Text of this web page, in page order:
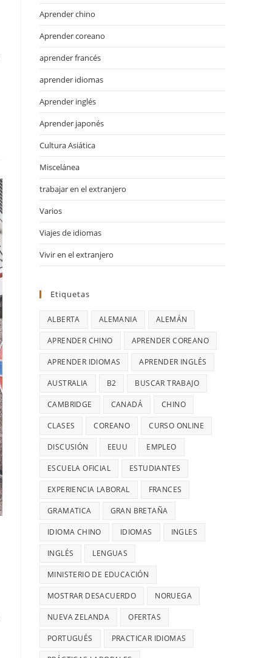
Aprender chino
Aprender coreano
aprender francés
aprender idiomas
Aprender inglés
Aprender japonés
Cultura Asiática
Miscelánea
trabajar en el extranjero
Varios
Viajes de idiomas
Vivir en el extranjero
Etiquetas
ALBERTA ALEMANIA ALEMÁN
APRENDER CHINO APRENDER COREANO
APRENDER IDIOMAS APRENDER INGLÉS
AUSTRALIA B2 BUSCAR TRABAJO
CAMBRIDGE CANADÁ CHINO
CLASES COREANO CURSO ONLINE
DISCUSIÓN EEUU EMPLEO
ESCUELA OFICIAL ESTUDIANTES
EXPERIENCIA LABORAL FRANCES
GRAMATICA GRAN BRETAÑA
IDIOMA CHINO IDIOMAS INGLES
INGLÉS LENGUAS
MINISTERIO DE EDUCACIÓN
MOSTRAR DESACUERDO NORUEGA
NUEVA ZELANDA OFERTAS
PORTUGUÉS PRACTICAR IDIOMAS